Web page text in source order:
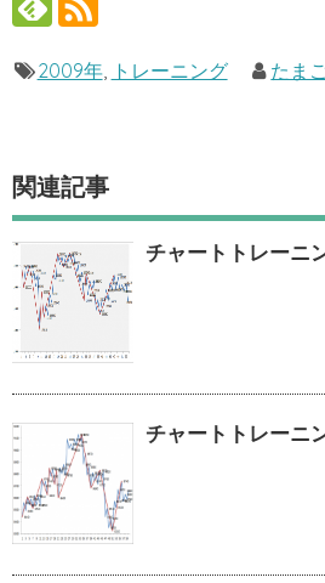
2009年, トレーニング たま
関連記事
チャートトレーニ
チャートトレーニ